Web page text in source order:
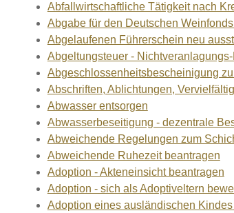
Abfallwirtschaftliche Tätigkeit nach
Abgabe für den Deutschen
Abgelaufenen Führerschein neu
Abgeltungsteuer -
Abgeschlossenheitsbescheinigung
Abschriften, Ablichtungen,
Abwasser entsorgen
Abwasserbeseitigung - dezentrale
Abweichende Regelungen zum
Abweichende Ruhezeit beantragen
Adoption - Akteneinsicht beantragen
Adoption - sich als Adoptiveltern
Adoption eines ausländischen